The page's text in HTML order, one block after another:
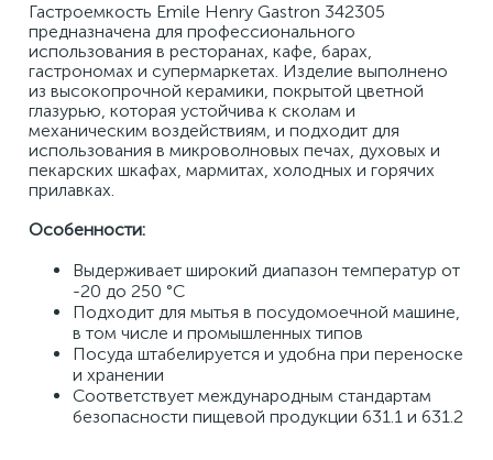
Гастроемкость Emile Henry Gastron 342305
предназначена для профессионального
использования в ресторанах, кафе, барах,
гастрономах и супермаркетах. Изделие выполнено
из высокопрочной керамики, покрытой цветной
глазурью, которая устойчива к сколам и
механическим воздействиям, и подходит для
использования в микроволновых печах, духовых и
пекарских шкафах, мармитах, холодных и горячих
прилавках.
Особенности:
Выдерживает широкий диапазон температур от
-20 до 250 °C
Подходит для мытья в посудомоечной машине,
в том числе и промышленных типов
Посуда штабелируется и удобна при переноске
и хранении
Соответствует международным стандартам
безопасности пищевой продукции 631.1 и 631.2